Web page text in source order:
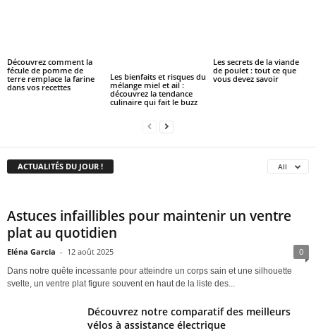
Découvrez comment la
fécule de pomme de
terre remplace la farine
dans vos recettes
Les bienfaits et risques du
mélange miel et ail :
découvrez la tendance
culinaire qui fait le buzz
Les secrets de la viande
de poulet : tout ce que
vous devez savoir
ACTUALITÉS DU JOUR ! All
Astuces infaillibles pour maintenir un ventre
plat au quotidien
Eléna Garcia - 12 août 2025 0
Dans notre quête incessante pour atteindre un corps sain et une silhouette
svelte, un ventre plat figure souvent en haut de la liste des...
Découvrez notre comparatif des meilleurs
vélos à assistance électrique